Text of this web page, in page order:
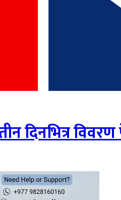
दिनभित्र विवरण